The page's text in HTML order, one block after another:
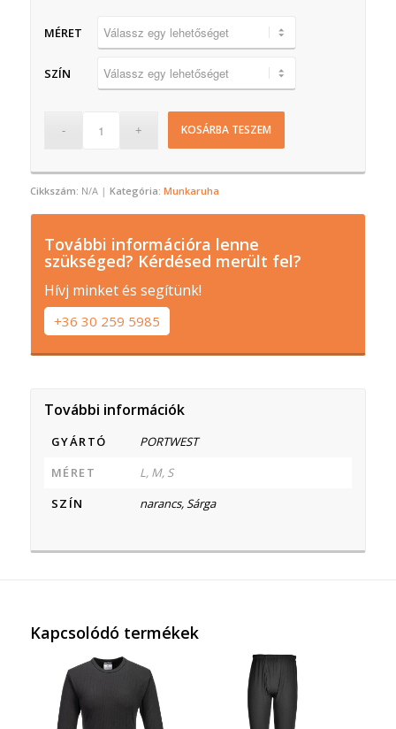
MÉRET
SZÍN
KOSÁRBA TESZEM
Cikkszám: N/A Kategória: Munkaruha
További információra lenne
szükséged? Kérdésed merült fel?
Hívj minket és segítünk!
+36 30 259 5985
További információk
GYÁRTÓ
PORTWEST
MÉRET
L, M, S
SZÍN
narancs, Sárga
Kapcsolódó termékek